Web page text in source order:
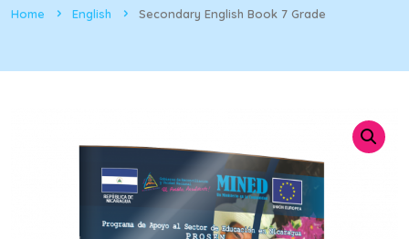
Home English Secondary English Book 7 Grade